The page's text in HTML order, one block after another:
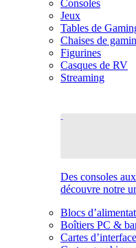
Consoles
Jeux
Tables de
Chaises de
Figurines
Casques de RV
Streaming
Des consoles
découvre notre
Blocs
Boîtiers PC &
Cartes d’interface